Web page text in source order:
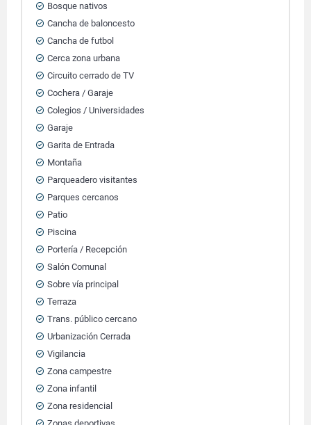
Bosque nativos
Cancha de baloncesto
Cancha de futbol
Cerca zona urbana
Circuito cerrado de TV
Cochera / Garaje
Colegios / Universidades
Garaje
Garita de Entrada
Montaña
Parqueadero visitantes
Parques cercanos
Patio
Piscina
Portería / Recepción
Salón Comunal
Sobre vía principal
Terraza
Trans. público cercano
Urbanización Cerrada
Vigilancia
Zona campestre
Zona infantil
Zona residencial